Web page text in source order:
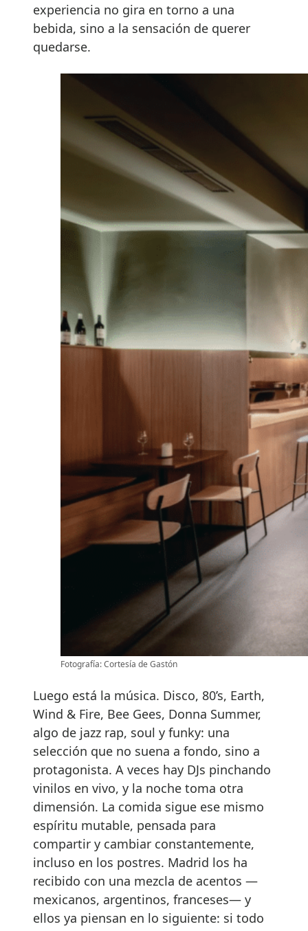
experiencia no gira en torno a una
bebida, sino a la sensación de querer
quedarse.
Fotografía: Cortesía de Gastón
Luego está la música. Disco, 80’s, Earth,
Wind & Fire, Bee Gees, Donna Summer,
algo de jazz rap, soul y funky: una
selección que no suena a fondo, sino a
protagonista. A veces hay DJs pinchando
vinilos en vivo, y la noche toma otra
dimensión. La comida sigue ese mismo
espíritu mutable, pensada para
compartir y cambiar constantemente,
incluso en los postres. Madrid los ha
recibido con una mezcla de acentos —
mexicanos, argentinos, franceses— y
ellos ya piensan en lo siguiente: si todo